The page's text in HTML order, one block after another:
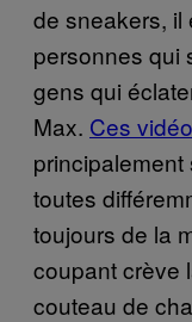
de sneakers, il
personnes qui
gens qui
Max. Ces
toutes
toujours de la
coupant crève
couteau de